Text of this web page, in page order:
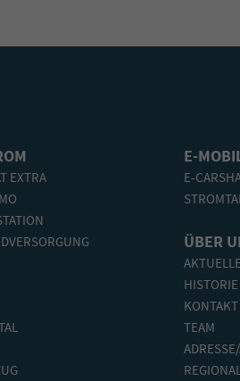
EXTRA
E-
E-
ÜBER
HISTORIE
KONTAKT
TEAM